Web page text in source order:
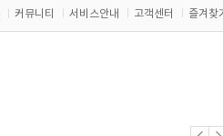
커뮤니티 서비스안내 고객센터 즐겨찾기